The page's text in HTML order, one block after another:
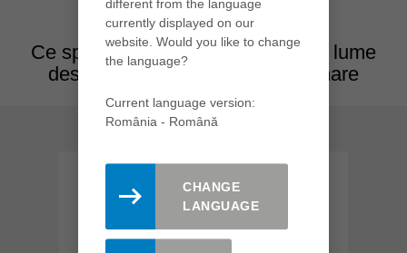
Ce spun clienții noștri din întreaga lume
despre cursurile noastre de formare
different from the language
currently displayed on our
website. Would you like to change
the language?
Current language version:
România - Română
CHANGE
LANGUAGE